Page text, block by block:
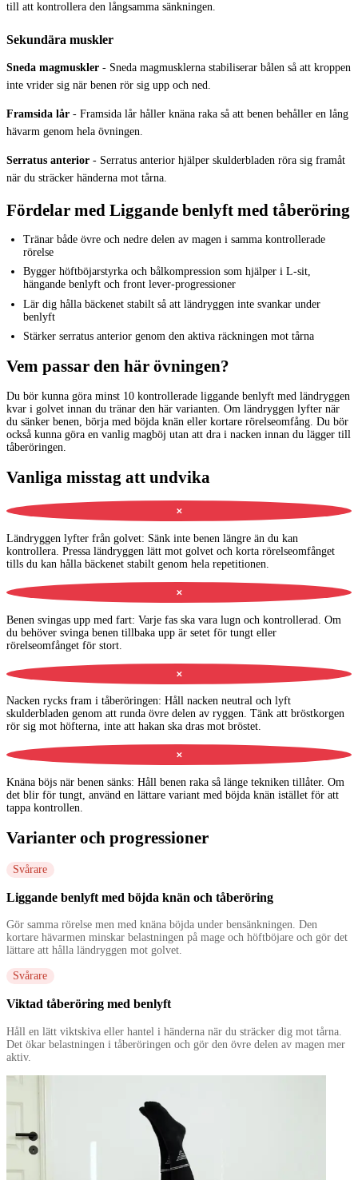
till att kontrollera den långsamma sänkningen.
Sekundära muskler
Sneda magmuskler - Sneda magmusklerna stabiliserar bålen så att kroppen
inte vrider sig när benen rör sig upp och ned.
Framsida lår - Framsida lår håller knäna raka så att benen behåller en lång
hävarm genom hela övningen.
Serratus anterior - Serratus anterior hjälper skulderbladen röra sig framåt
när du sträcker händerna mot tårna.
Fördelar med Liggande benlyft med tåberöring
Tränar både övre och nedre delen av magen i samma kontrollerade
rörelse
Bygger höftböjarstyrka och bålkompression som hjälper i L-sit,
hängande benlyft och front lever-progressioner
Lär dig hålla bäckenet stabilt så att ländryggen inte svankar under
benlyft
Stärker serratus anterior genom den aktiva räckningen mot tårna
Vem passar den här övningen?
Du bör kunna göra minst 10 kontrollerade liggande benlyft med ländryggen
kvar i golvet innan du tränar den här varianten. Om ländryggen lyfter när
du sänker benen, börja med böjda knän eller kortare rörelseomfång. Du bör
också kunna göra en vanlig magböj utan att dra i nacken innan du lägger till
tåberöringen.
Vanliga misstag att undvika
✕
Ländryggen lyfter från golvet: Sänk inte benen längre än du kan
kontrollera. Pressa ländryggen lätt mot golvet och korta rörelseomfånget
tills du kan hålla bäckenet stabilt genom hela repetitionen.
✕
Benen svingas upp med fart: Varje fas ska vara lugn och kontrollerad. Om
du behöver svinga benen tillbaka upp är setet för tungt eller
rörelseomfånget för stort.
✕
Nacken rycks fram i tåberöringen: Håll nacken neutral och lyft
skulderbladen genom att runda övre delen av ryggen. Tänk att bröstkorgen
rör sig mot höfterna, inte att hakan ska dras mot bröstet.
✕
Knäna böjs när benen sänks: Håll benen raka så länge tekniken tillåter. Om
det blir för tungt, använd en lättare variant med böjda knän istället för att
tappa kontrollen.
Varianter och progressioner
Svårare
Liggande benlyft med böjda knän och tåberöring
Gör samma rörelse men med knäna böjda under bensänkningen. Den
kortare hävarmen minskar belastningen på mage och höftböjare och gör det
lättare att hålla ländryggen mot golvet.
Svårare
Viktad tåberöring med benlyft
Håll en lätt viktskiva eller hantel i händerna när du sträcker dig mot tårna.
Det ökar belastningen i tåberöringen och gör den övre delen av magen mer
aktiv.